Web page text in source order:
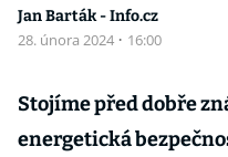
Jan Barták - Info.cz
28. února 2024 · 16:00
Stojíme před dobře
energetická